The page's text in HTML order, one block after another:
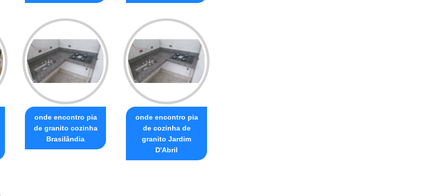
onde encontro pia
de granito cozinha
Brasilândia
onde encontro pia
de cozinha de
granito Jardim
D'Abril